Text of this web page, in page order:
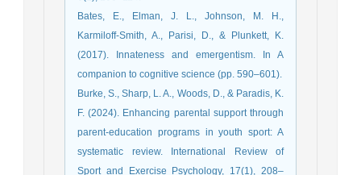
Bates, E., Elman, J. L., Johnson, M. H.,
Karmiloff‐Smith, A., Parisi, D., & Plunkett, K.
(2017). Innateness and emergentism. In A
companion to cognitive science (pp. 590–601).
Burke, S., Sharp, L. A., Woods, D., & Paradis, K.
F. (2024). Enhancing parental support through
parent-education programs in youth sport: A
systematic review. International Review of
Sport and Exercise Psychology, 17(1), 208–